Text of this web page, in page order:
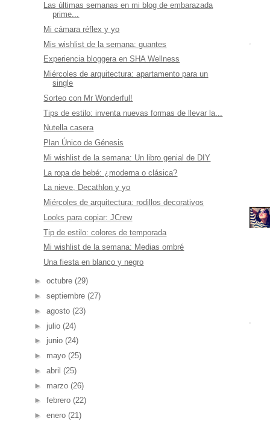
Las últimas semanas en mi blog de embarazada
prime...
Mi cámara réflex y yo
Mis wishlist de la semana: guantes
Experiencia bloggera en SHA Wellness
Miércoles de arquitectura: apartamento para un
single
Sorteo con Mr Wonderful!
Tips de estilo: inventa nuevas formas de llevar la...
Nutella casera
Plan Único de Génesis
Mi wishlist de la semana: Un libro genial de DIY
La ropa de bebé: ¿moderna o clásica?
La nieve, Decathlon y yo
Miércoles de arquitectura: rodillos decorativos
Looks para copiar: JCrew
Tip de estilo: colores de temporada
Mi wishlist de la semana: Medias ombré
Una fiesta en blanco y negro
► octubre (29)
► septiembre (27)
► agosto (23)
► julio (24)
► junio (24)
► mayo (25)
► abril (25)
► marzo (26)
► febrero (22)
► enero (21)